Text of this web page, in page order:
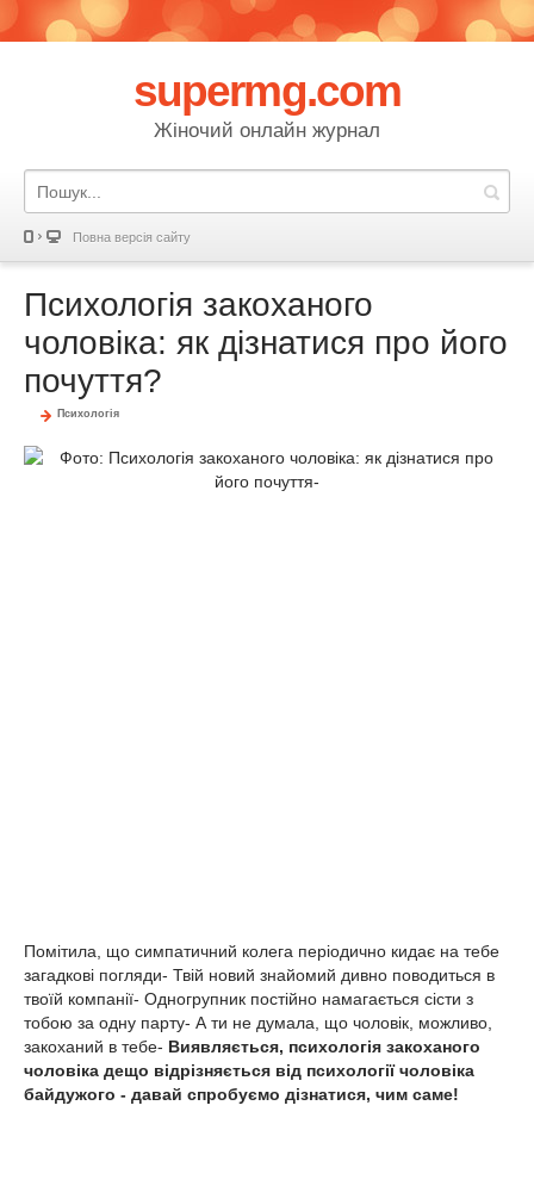
supermg.com
Жіночий онлайн журнал
Повна версія сайту
Психологія закоханого
чоловіка: як дізнатися про його
почуття?
Психологія
Помітила, що симпатичний колега періодично кидає на тебе
загадкові погляди- Твій новий знайомий дивно поводиться в
твоїй компанії- Одногрупник постійно намагається сісти з
тобою за одну парту- А ти не думала, що чоловік, можливо,
закоханий в тебе- Виявляється, психологія закоханого
чоловіка дещо відрізняється від психології чоловіка
байдужого - давай спробуємо дізнатися, чим саме!